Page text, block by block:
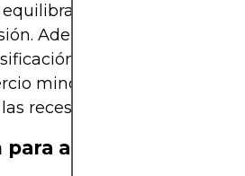
que proteja
Además, dentro de la
en diferentes
minorista, construcción)
recesiones sectoriales.
acciones cíclicas